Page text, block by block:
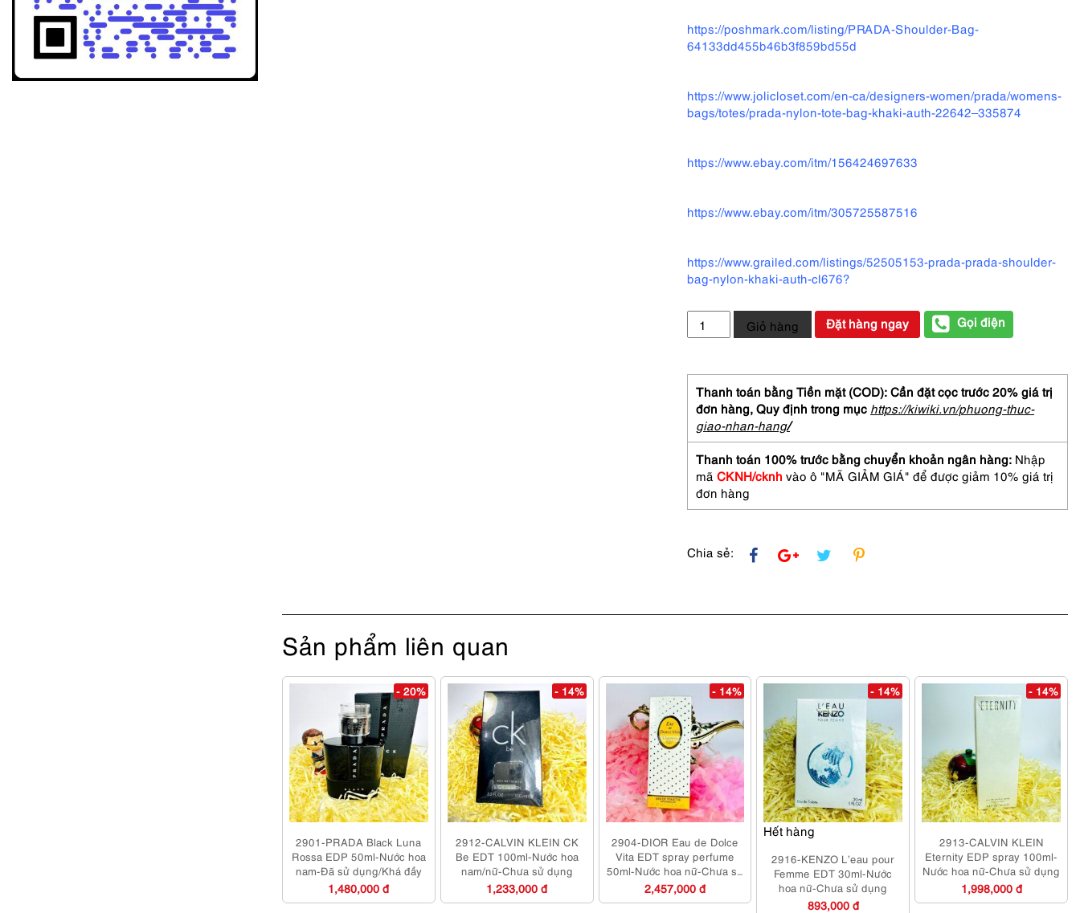
https://poshmark.com/listing/PRADA-Shoulder-Bag-
64133dd455b46b3f859bd55d
https://www.jolicloset.com/en-ca/designers-women/prada/womens-
bags/totes/prada-nylon-tote-bag-khaki-auth-22642–335874
https://www.ebay.com/itm/156424697633
https://www.ebay.com/itm/305725587516
https://www.grailed.com/listings/52505153-prada-prada-shoulder-
bag-nylon-khaki-auth-cl676?
5272-
Túi
đeo
vai-
PRADA
nylon
shoulder
bag-
Đã
sử
lượng
Giỏ hàng Đặt hàng ngay Gọi điện
Thanh toán bằng Tiền mặt (COD): Cần đặt cọc trước 20% giá trị
đơn hàng, Quy định trong mục https://kiwiki.vn/phuong-thuc-
giao-nhan-hang/
Thanh toán 100% trước bằng chuyển khoản ngân hàng: Nhập
mã CKNH/cknh vào ô "MÃ GIẢM GIÁ" để được giảm 10% giá trị
đơn hàng
Chia sẻ:
Sản phẩm liên quan
- 20%
2901-PRADA Black Luna
Rossa EDP 50ml-Nước hoa
nam-Đã sử dụng/Khá đầy
1,480,000 đ
- 14%
2912-CALVIN KLEIN CK
Be EDT 100ml-Nước hoa
nam/nữ-Chưa sử dụng
1,233,000 đ
- 14%
2904-DIOR Eau de Dolce
Vita EDT spray perfume
50ml-Nước hoa nữ-Chưa sử
dụng
2,457,000 đ
Hết hàng
- 14%
2916-KENZO L’eau pour
Femme EDT 30ml-Nước
hoa nữ-Chưa sử dụng
893,000 đ
- 14%
2913-CALVIN KLEIN
Eternity EDP spray 100ml-
Nước hoa nữ-Chưa sử dụng
1,998,000 đ